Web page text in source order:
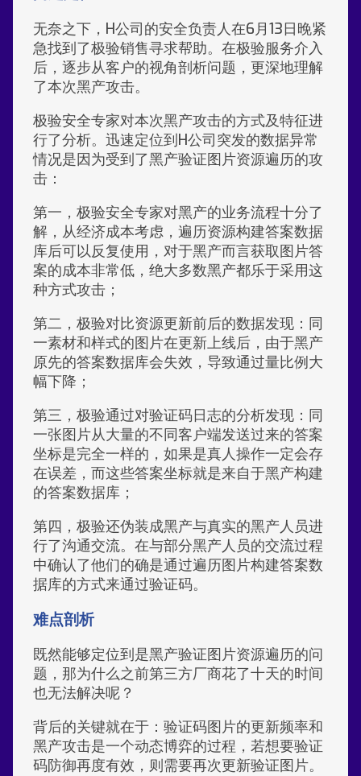
无奈之下，H公司的安全负责人在6月13日晚紧
急找到了极验销售寻求帮助。在极验服务介入
后，逐步从客户的视角剖析问题，更深地理解
了本次黑产攻击。
极验安全专家对本次黑产攻击的方式及特征进
行了分析。迅速定位到H公司突发的数据异常
情况是因为受到了黑产验证图片资源遍历的攻
击：
第一，极验安全专家对黑产的业务流程十分了
解，从经济成本考虑，遍历资源构建答案数据
库后可以反复使用，对于黑产而言获取图片答
案的成本非常低，绝大多数黑产都乐于采用这
种方式攻击；
第二，极验对比资源更新前后的数据发现：同
一素材和样式的图片在更新上线后，由于黑产
原先的答案数据库会失效，导致通过量比例大
幅下降；
第三，极验通过对验证码日志的分析发现：同
一张图片从大量的不同客户端发送过来的答案
坐标是完全一样的，如果是真人操作一定会存
在误差，而这些答案坐标就是来自于黑产构建
的答案数据库；
第四，极验还伪装成黑产与真实的黑产人员进
行了沟通交流。在与部分黑产人员的交流过程
中确认了他们的确是通过遍历图片构建答案数
据库的方式来通过验证码。
难点剖析
既然能够定位到是黑产验证图片资源遍历的问
题，那为什么之前第三方厂商花了十天的时间
也无法解决呢？
背后的关键就在于：验证码图片的更新频率和
黑产攻击是一个动态博弈的过程，若想要验证
码防御再度有效，则需要再次更新验证图片。